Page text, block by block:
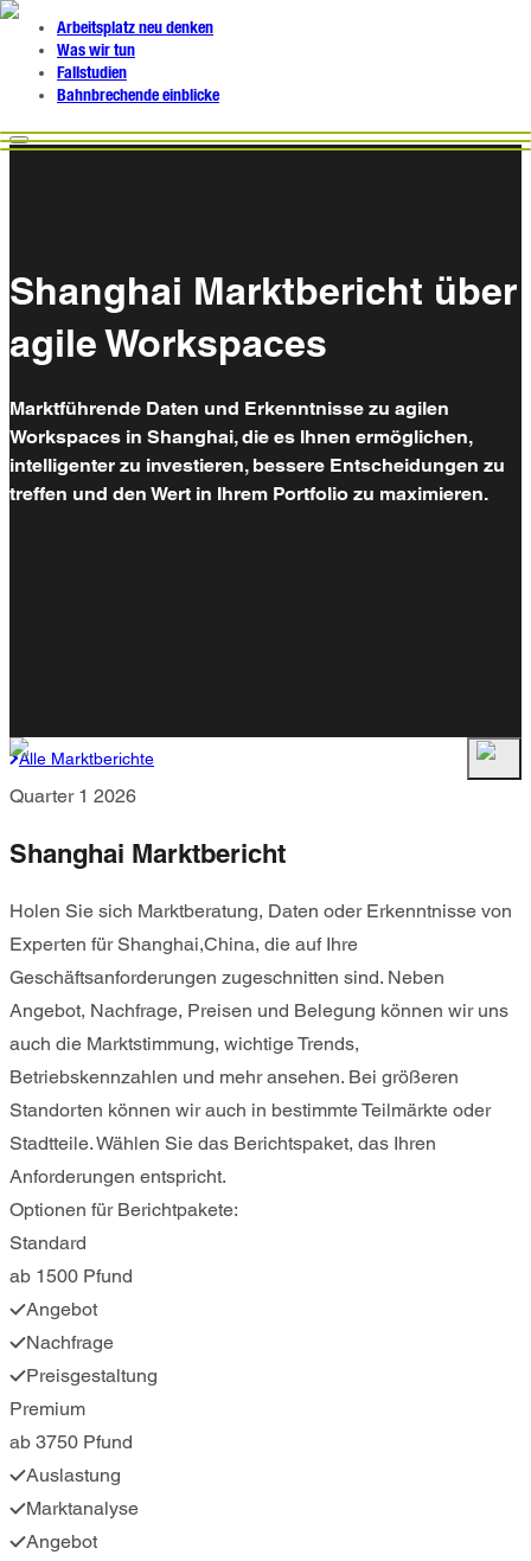
Arbeitsplatz neu denken
Was wir tun
Fallstudien
Bahnbrechende einblicke
Shanghai Marktbericht über
agile Workspaces
Marktführende Daten und Erkenntnisse zu agilen
Workspaces in Shanghai, die es Ihnen ermöglichen,
intelligenter zu investieren, bessere Entscheidungen zu
treffen und den Wert in Ihrem Portfolio zu maximieren.
Alle Marktberichte
Quarter 1 2026
Shanghai Marktbericht
Holen Sie sich Marktberatung, Daten oder Erkenntnisse von
Experten für Shanghai,China, die auf Ihre
Geschäftsanforderungen zugeschnitten sind. Neben
Angebot, Nachfrage, Preisen und Belegung können wir uns
auch die Marktstimmung, wichtige Trends,
Betriebskennzahlen und mehr ansehen. Bei größeren
Standorten können wir auch in bestimmte Teilmärkte oder
Stadtteile. Wählen Sie das Berichtspaket, das Ihren
Anforderungen entspricht.
Optionen für Berichtpakete:
Standard
ab 1500 Pfund
Angebot
Nachfrage
Preisgestaltung
Premium
ab 3750 Pfund
Auslastung
Marktanalyse
Angebot